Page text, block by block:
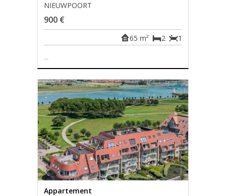
NIEUWPOORT
900 €
1
2
65 m²
...
Appartement